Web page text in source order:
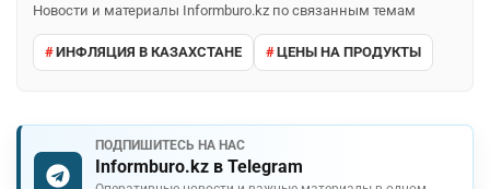
Новости и материалы Informburo.kz по связанным темам
ИНФЛЯЦИЯ В КАЗАХСТАНЕ ЦЕНЫ НА ПРОДУКТЫ
ПОДПИШИТЕСЬ НА НАС
Informburo.kz в Telegram